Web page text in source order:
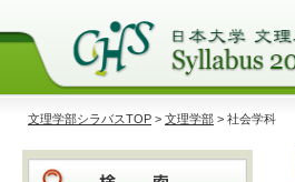
文理学部シラバスTOP > 文理学部 > 社会学科